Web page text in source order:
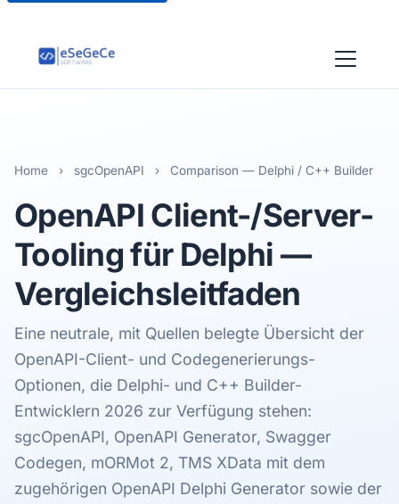
Home › sgcOpenAPI › Comparison — Delphi / C++ Builder
OpenAPI Client-/Server-
Toolingfür Delphi —
Vergleichsleitfaden
Eine neutrale, mit Quellen belegte Übersicht der
OpenAPI-Client- und Codegenerierungs-
Optionen, die Delphi- und C++ Builder-
Entwicklern 2026 zur Verfügung stehen:
sgcOpenAPI, OpenAPI Generator, Swagger
Codegen, mORMot 2, TMS XData mit dem
zugehörigen OpenAPI Delphi Generator sowie der